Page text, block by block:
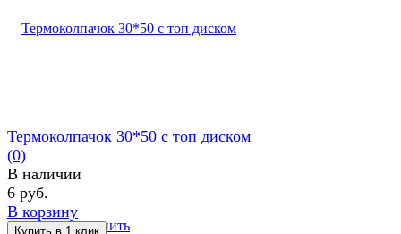
избранное сравнить
Термоколпачок 30*50 с топ диском
(0)
В наличии
6 руб.
В корзину